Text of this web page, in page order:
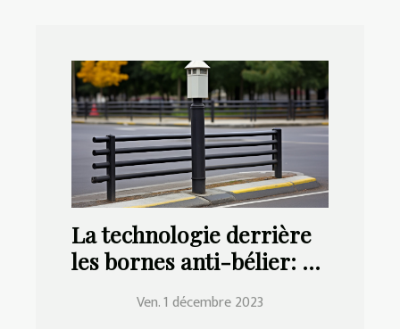
La technologie derrière
les bornes anti-bélier: un
Ven. 1 décembre 2023